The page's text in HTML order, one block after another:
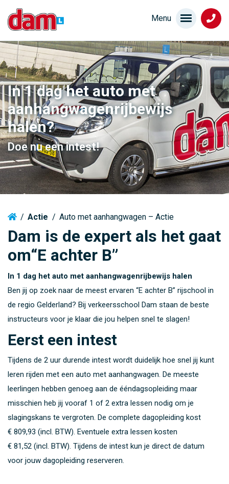
In 1 dag het auto met
aanhangwagenrijbewijs
halen?
Doe nu een intest!
/ Actie / Auto met aanhangwagen – Actie
Dam is de expert als het gaat
om“E achter B”
In 1 dag het auto met aanhangwagenrijbewijs halen
Ben jij op zoek naar de meest ervaren “E achter B” rijschool in
de regio Gelderland? Bij verkeersschool Dam staan de beste
instructeurs voor je klaar die jou helpen snel te slagen!
Eerst een intest
Tijdens de 2 uur durende intest wordt duidelijk hoe snel jij kunt
leren rijden met een auto met aanhangwagen. De meeste
leerlingen hebben genoeg aan de ééndagsopleiding maar
misschien heb jij vooraf 1 of 2 extra lessen nodig om je
slagingskans te vergroten. De complete dagopleiding kost
€ 809,93 (incl. BTW). Eventuele extra lessen kosten
€ 81,52 (incl. BTW). Tijdens de intest kun je direct de datum
voor jouw dagopleiding reserveren.